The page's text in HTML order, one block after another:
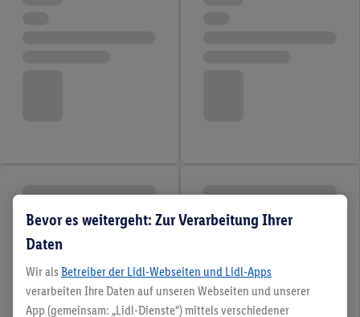
Bevor es weitergeht: Zur Verarbeitung Ihrer
Daten
Wir als Betreiber der Lidl-Webseiten und Lidl-Apps
verarbeiten Ihre Daten auf unseren Webseiten und unserer
App (gemeinsam: „Lidl-Dienste“) mittels verschiedener